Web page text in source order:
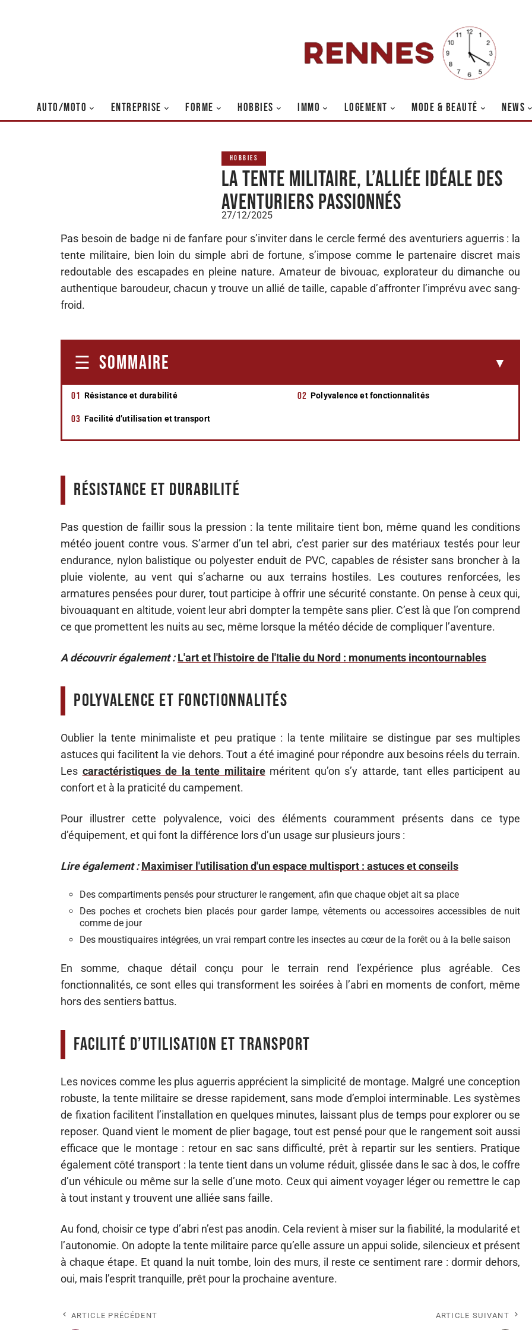
AUTO/MOTO ENTREPRISE FORME HOBBIES IMMO LOGEMENT MODE & BEAUTÉ NEWS
HOBBIES
La tente militaire, l’alliée idéale des
aventuriers passionnés
27/12/2025
Pas besoin de badge ni de fanfare pour s’inviter dans le cercle fermé des aventuriers aguerris : la
tente militaire, bien loin du simple abri de fortune, s’impose comme le partenaire discret mais
redoutable des escapades en pleine nature. Amateur de bivouac, explorateur du dimanche ou
authentique baroudeur, chacun y trouve un allié de taille, capable d’affronter l’imprévu avec sang-
froid.
SOMMAIRE
Résistance et durabilité Polyvalence et fonctionnalités
Facilité d’utilisation et transport
Résistance et durabilité
Pas question de faillir sous la pression : la tente militaire tient bon, même quand les conditions
météo jouent contre vous. S’armer d’un tel abri, c’est parier sur des matériaux testés pour leur
endurance, nylon balistique ou polyester enduit de PVC, capables de résister sans broncher à la
pluie violente, au vent qui s’acharne ou aux terrains hostiles. Les coutures renforcées, les
armatures pensées pour durer, tout participe à offrir une sécurité constante. On pense à ceux qui,
bivouaquant en altitude, voient leur abri dompter la tempête sans plier. C’est là que l’on comprend
ce que promettent les nuits au sec, même lorsque la météo décide de compliquer l’aventure.
A découvrir également : L'art et l'histoire de l'Italie du Nord : monuments incontournables
Polyvalence et fonctionnalités
Oublier la tente minimaliste et peu pratique : la tente militaire se distingue par ses multiples
astuces qui facilitent la vie dehors. Tout a été imaginé pour répondre aux besoins réels du terrain.
Les caractéristiques de la tente militaireméritent qu’on s’y attarde, tant elles participent au
confort et à la praticité du campement.
Pour illustrer cette polyvalence, voici des éléments couramment présents dans ce type
d’équipement, et qui font la différence lors d’un usage sur plusieurs jours :
Lire également : Maximiser l'utilisation d'un espace multisport : astuces et conseils
Des compartiments pensés pour structurer le rangement, afin que chaque objet ait sa place
Des poches et crochets bien placés pour garder lampe, vêtements ou accessoires accessibles de nuit
comme de jour
Des moustiquaires intégrées, un vrai rempart contre les insectes au cœur de la forêt ou à la belle saison
En somme, chaque détail conçu pour le terrain rend l’expérience plus agréable. Ces
fonctionnalités, ce sont elles qui transforment les soirées à l’abri en moments de confort, même
hors des sentiers battus.
Facilité d’utilisation et transport
Les novices comme les plus aguerris apprécient la simplicité de montage. Malgré une conception
robuste, la tente militaire se dresse rapidement, sans mode d’emploi interminable. Les systèmes
de fixation facilitent l’installation en quelques minutes, laissant plus de temps pour explorer ou se
reposer. Quand vient le moment de plier bagage, tout est pensé pour que le rangement soit aussi
efficace que le montage : retour en sac sans difficulté, prêt à repartir sur les sentiers. Pratique
également côté transport : la tente tient dans un volume réduit, glissée dans le sac à dos, le coffre
d’un véhicule ou même sur la selle d’une moto. Ceux qui aiment voyager léger ou remettre le cap
à tout instant y trouvent une alliée sans faille.
Au fond, choisir ce type d’abri n’est pas anodin. Cela revient à miser sur la fiabilité, la modularité et
l’autonomie. On adopte la tente militaire parce qu’elle assure un appui solide, silencieux et présent
à chaque étape. Et quand la nuit tombe, loin des murs, il reste ce sentiment rare : dormir dehors,
oui, mais l’esprit tranquille, prêt pour la prochaine aventure.
ARTICLE PRÉCÉDENT ARTICLE SUIVANT